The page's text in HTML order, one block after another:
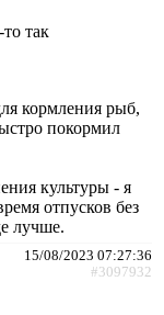
так
кормления рыб,
покормил
культуры - я
отпусков без
лучше.
15/08/2023 07:27:36
#3097932